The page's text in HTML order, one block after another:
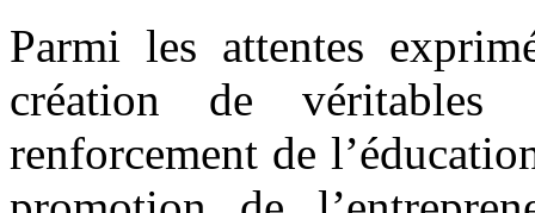
Parmi les attentes
création de véritables
renforcement de